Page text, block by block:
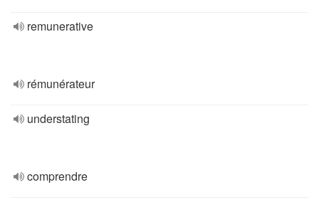
remunerative
rémunérateur
understating
comprendre